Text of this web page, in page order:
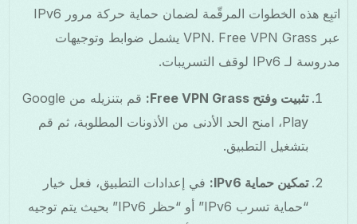
اتبِع هذه الخطوات المرقّمة لضمان حماية حركة مرور IPv6
عبر VPN. Free VPN Grass يشمل ضوابط وتوجيهات
مدروسة لـ IPv6 لوقف التسريبات.
تثبيت وفتح Free VPN Grass:
قم بتنزيله من Google
Play، امنح الحد الأدنى من الأذونات المطلوبة، ثم قم
بتشغيل التطبيق.
تمكين حماية IPv6:
في إعدادات التطبيق، فعل خيار
“حماية تسرب IPv6” أو “حظر IPv6” بحيث يتم توجيه